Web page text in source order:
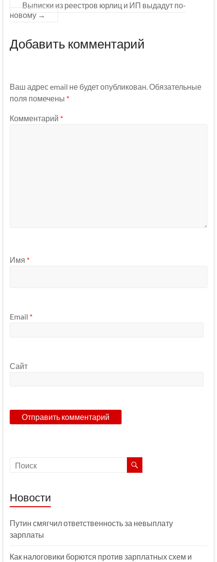
Выписки из реестров юрлиц и ИП выдадут по-
новому →
Добавить комментарий
Ваш адрес email не будет опубликован. Обязательные
поля помечены *
Комментарий *
Имя *
Email *
Сайт
Новости
Путин смягчил ответственность за невыплату
зарплаты
Как налоговики борются против зарплатных схем и